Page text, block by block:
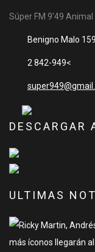
Súper FM 9'49 Animal
Benigno Malo
2 842-949<
DESCARGAR
ULTIMAS